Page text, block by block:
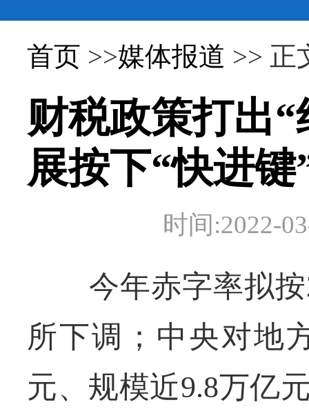
首页 >>媒体报道 >> 正
财税政策打出
展按下“快进键
时间:2022-
今年赤字率拟按
所下调；中央对地
元、规模近9.8万亿